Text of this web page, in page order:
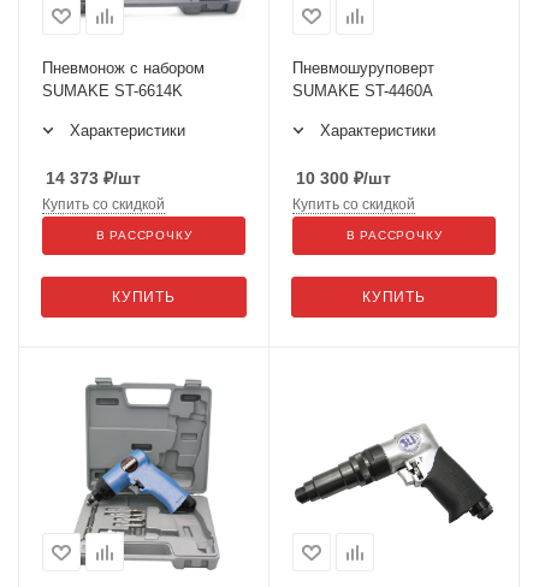
Пневмонож с набором
SUMAKE ST-6614K
Характеристики
14 373 ₽/шт
КУПИТЬ
Купить со скидкой
В РАССРОЧКУ
Пневмошуруповерт
SUMAKE ST-4460A
Характеристики
10 300 ₽/шт
КУПИТЬ
Купить со скидкой
В РАССРОЧКУ